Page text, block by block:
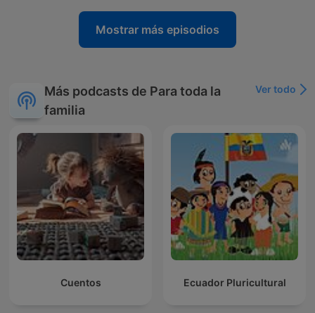
Mostrar más episodios
Más podcasts de Para toda la
familia
Ver todo
Cuentos Ecuador Pluricultural